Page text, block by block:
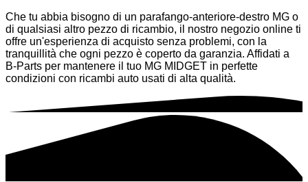
Che tu abbia bisogno di un parafango-anteriore-destro MG o
di qualsiasi altro pezzo di ricambio, il nostro negozio online ti
offre un'esperienza di acquisto senza problemi, con la
tranquillità che ogni pezzo è coperto da garanzia. Affidati a
B-Parts per mantenere il tuo MG MIDGET in perfette
condizioni con ricambi auto usati di alta qualità.